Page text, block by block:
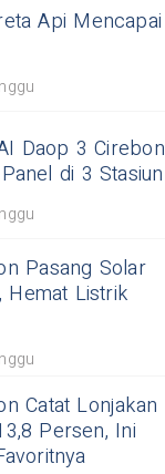
Api Mencapai
Daop 3 Cirebon
di 3 Stasiun
Pasang Solar
Hemat Listrik
Catat Lonjakan
Persen, Ini